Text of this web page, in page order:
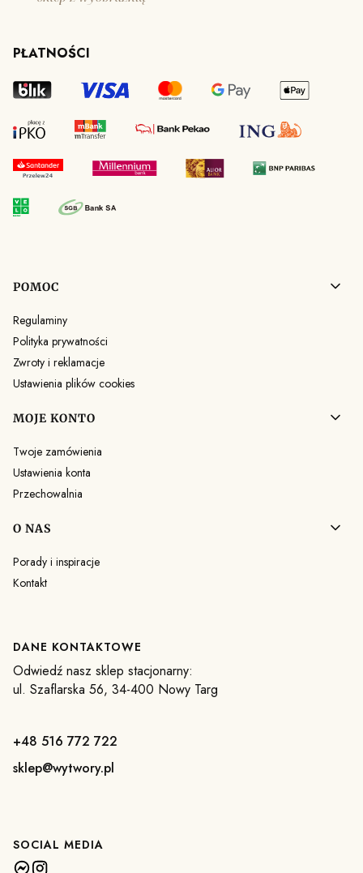
PŁATNOŚCI
Linki w stopce
POMOC
Regulaminy
Polityka prywatności
Zwroty i reklamacje
Ustawienia plików cookies
MOJE KONTO
Twoje zamówienia
Ustawienia konta
Przechowalnia
O NAS
Porady i inspiracje
Kontakt
DANE KONTAKTOWE
Odwiedź nasz sklep stacjonarny:
ul. Szaflarska 56, 34-400 Nowy Targ
+48 516 772 722
sklep@wytwory.pl
SOCIAL MEDIA